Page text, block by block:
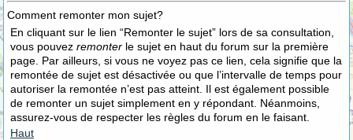
Comment remonter mon sujet?
En cliquant sur le lien “Remonter le sujet” lors de sa consultation,
vous pouvez remonter le sujet en haut du forum sur la première
page. Par ailleurs, si vous ne voyez pas ce lien, cela signifie que la
remontée de sujet est désactivée ou que l’intervalle de temps pour
autoriser la remontée n’est pas atteint. Il est également possible
de remonter un sujet simplement en y répondant. Néanmoins,
assurez-vous de respecter les règles du forum en le faisant.
Haut